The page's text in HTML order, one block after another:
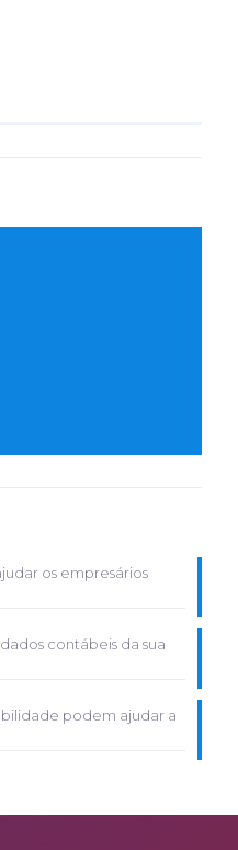
os empresários
contábeis da sua
podem ajudar a